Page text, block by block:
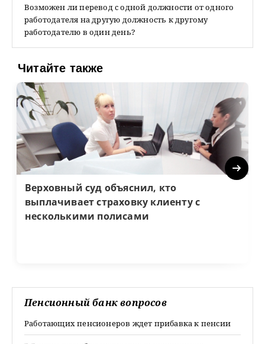
Возможен ли перевод с одной должности от одного
работодателя на другую должность к другому
работодателю в один день?
Читайте также
Верховный суд объяснил, кто
выплачивает страховку клиенту с
несколькими полисами
Next
Пенсионный банк вопросов
Работающих пенсионеров ждет прибавка к пенсии